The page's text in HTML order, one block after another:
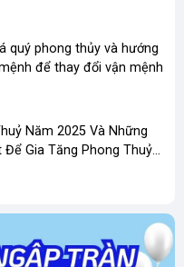
không may.
tin rằng Spinel
đặc biệt là hệ
tác bản đồ Việt
sinh động các
của Việt Nam.
quý phong thủy và hướng
để thay đổi vận mệnh
Năm 2025 Và Những
Để Gia Tăng Phong Thuỷ